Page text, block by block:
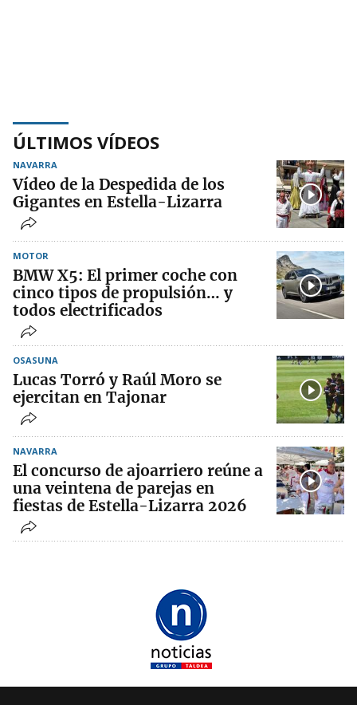
ÚLTIMOS VÍDEOS
NAVARRA
Vídeo de la Despedida de los
Gigantes en Estella-Lizarra
MOTOR
BMW X5: El primer coche con
cinco tipos de propulsión… y
todos electrificados
OSASUNA
Lucas Torró y Raúl Moro se
ejercitan en Tajonar
NAVARRA
El concurso de ajoarriero reúne a
una veintena de parejas en
fiestas de Estella-Lizarra 2026